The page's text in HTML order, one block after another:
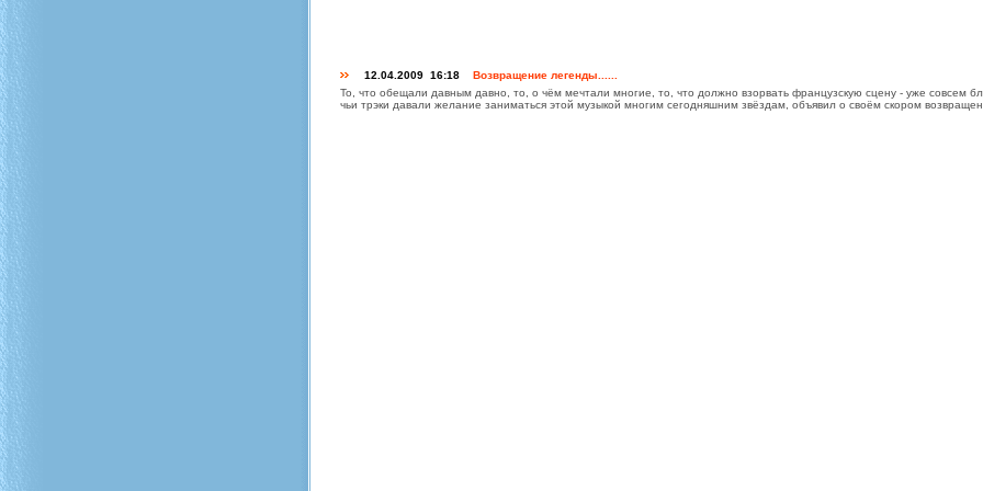
12.04.2009 16:18 Возвращение легенды......
То, что обещали давным давно, то, о чём мечтали многие, то, что должно взорвать французскую сцену - уже совсем
чьи трэки давали желание заниматься этой музыкой многим сегодняшним звёздам, объявил о своём скором